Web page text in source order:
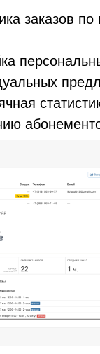
вас
отечественного ПО
от 23.12.2022